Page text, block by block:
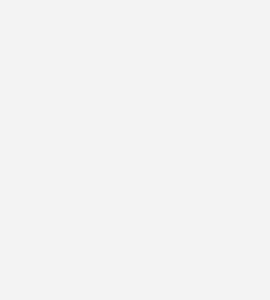
Wärmepumpe stets angenehm